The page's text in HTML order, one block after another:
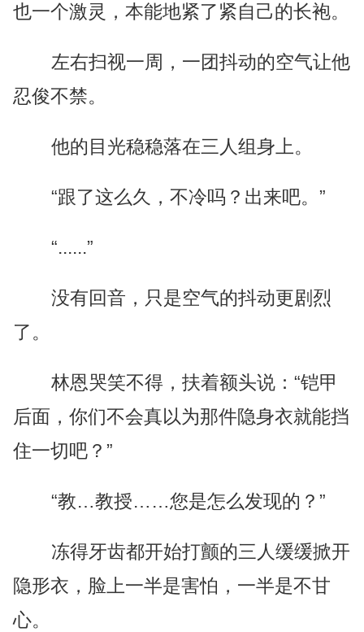
也一个激灵，本能地紧了紧自己的长袍。
左右扫视一周，一团抖动的空气让他
忍俊不禁。
他的目光稳稳落在三人组身上。
“跟了这么久，不冷吗？出来吧。”
“......”
没有回音，只是空气的抖动更剧烈
了。
林恩哭笑不得，扶着额头说：“铠甲
后面，你们不会真以为那件隐身衣就能挡
住一切吧？”
“教…教授……您是怎么发现的？”
冻得牙齿都开始打颤的三人缓缓掀开
隐形衣，脸上一半是害怕，一半是不甘
心。